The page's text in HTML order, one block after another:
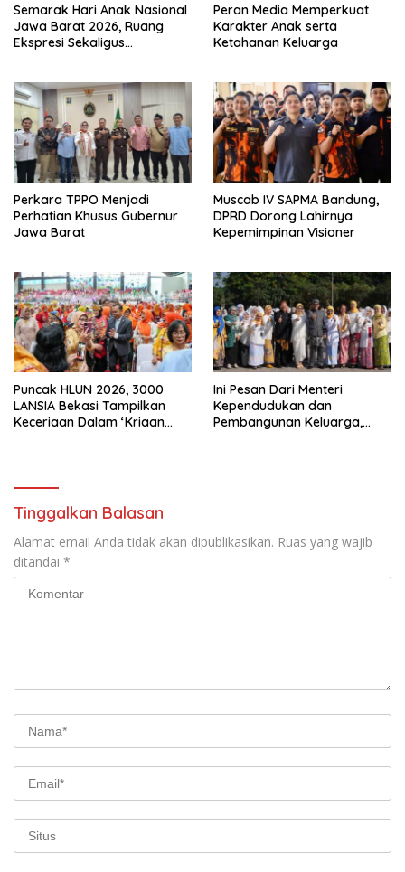
Semarak Hari Anak Nasional
Jawa Barat 2026, Ruang
Ekspresi Sekaligus
Peran Media Memperkuat
Karakter Anak serta
Ketahanan Keluarga
Perkara TPPO Menjadi
Perhatian Khusus Gubernur
Jawa Barat
Muscab IV SAPMA Bandung,
DPRD Dorong Lahirnya
Kepemimpinan Visioner
Puncak HLUN 2026, 3000
LANSIA Bekasi Tampilkan
Keceriaan Dalam ‘Kriaan
Ini Pesan Dari Menteri
Kependudukan dan
Pembangunan Keluarga,
Tinggalkan Balasan
Alamat email Anda tidak akan dipublikasikan. Ruas yang wajib
ditandai *